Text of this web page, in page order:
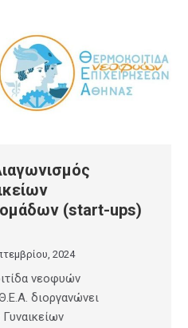
ομάδων (start-ups)
2024
νεοφυών
διοργανώνει